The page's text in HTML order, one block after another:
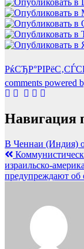
comments powered
Навигация
В Ченнаи (Индия)
израильско-
предупреждают